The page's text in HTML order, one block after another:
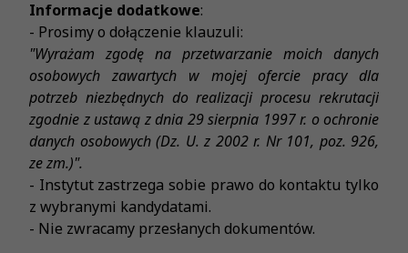
Informacje dodatkowe:
- Prosimy o dołączenie klauzuli:
"Wyrażam zgodę na przetwarzanie moich danych
osobowych zawartych w mojej ofercie pracy dla
potrzeb niezbędnych do realizacji procesu rekrutacji
zgodnie z ustawą z dnia 29 sierpnia 1997 r. o ochronie
danych osobowych (Dz. U. z 2002 r. Nr 101, poz. 926,
ze zm.)".
- Instytut zastrzega sobie prawo do kontaktu tylko
z wybranymi kandydatami.
- Nie zwracamy przesłanych dokumentów.